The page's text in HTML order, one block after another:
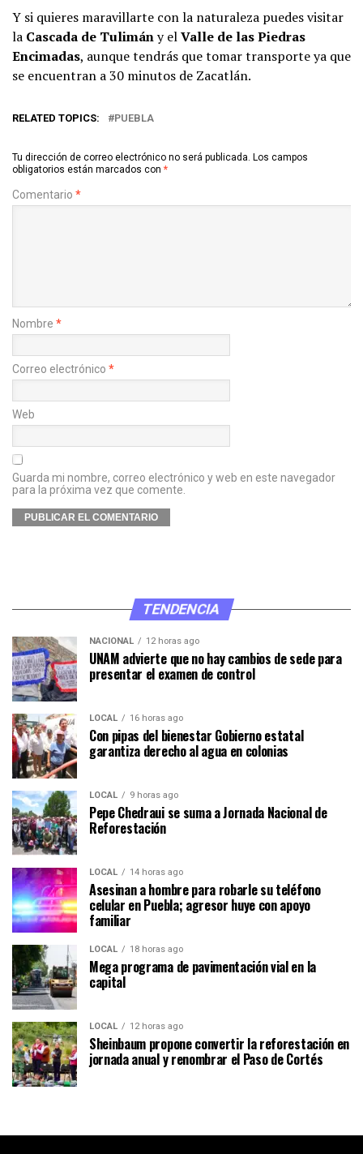
Y si quieres maravillarte con la naturaleza puedes visitar
la Cascada de Tulimány elValle de las Piedras
Encimadas, aunque tendrás que tomar transporte ya que
se encuentran a 30 minutos de Zacatlán.
RELATED TOPICS: PUEBLA
Tu dirección de correo electrónico no será publicada. Los campos
obligatorios están marcados con *
Comentario *
Nombre *
Correo electrónico *
Web
Guarda mi nombre, correo electrónico y web en este navegador
para la próxima vez que comente.
TENDENCIA
NACIONAL 12 horas ago
UNAM advierte que no hay cambios de sede para
presentar el examen de control
LOCAL 16 horas ago
Con pipas del bienestar Gobierno estatal
garantiza derecho al agua en colonias
LOCAL 9 horas ago
Pepe Chedraui se suma a Jornada Nacional de
Reforestación
LOCAL 14 horas ago
Asesinan a hombre para robarle su teléfono
celular en Puebla; agresor huye con apoyo
familiar
LOCAL 18 horas ago
Mega programa de pavimentación vial en la
capital
LOCAL 12 horas ago
Sheinbaum propone convertir la reforestación en
jornada anual y renombrar el Paso de Cortés